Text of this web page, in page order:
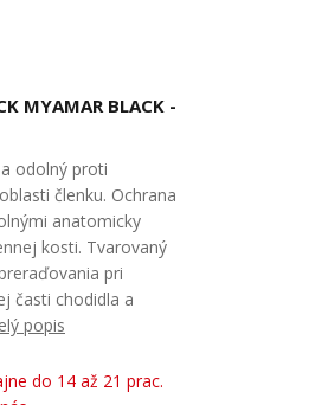
MYAMAR BLACK -
odolný proti
členku. Ochrana
anatomicky
kosti. Tvarovaný
pri
časti chodidla a
popis
do 14 až 21 prac.